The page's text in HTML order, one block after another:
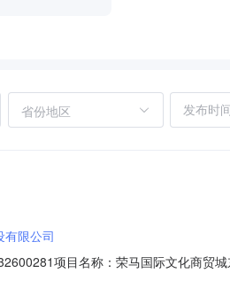
省份地区
有限公司
项目名称：荣马国际文化商贸